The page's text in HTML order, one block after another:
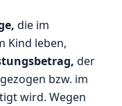
die im
Kind leben,
der
bzw. im
wird. Wegen